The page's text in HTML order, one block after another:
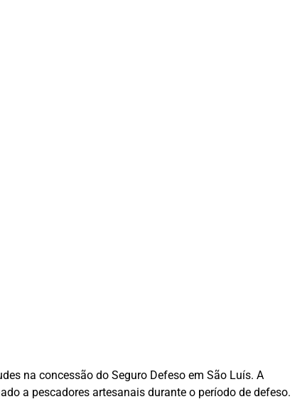
na concessão do Seguro Defeso em São Luís. A
a pescadores artesanais durante o período de defeso.